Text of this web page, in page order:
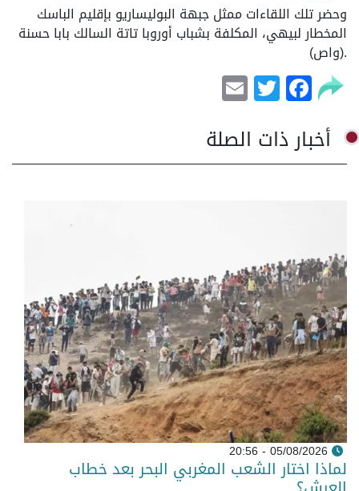
وحضر تلك اللقاءات ممثل جبهة البوليساريو بإقليم الباسك
المخطار لبيهي، المكلفة بشباب أوروبا تاتة السالك بابا حسنة
.(واص)
Facebook
Twitter
أخبار ذات الصلة
05/08/2026 - 20:56
لماذا اختار الشعب المغربي البحر بعد خطاب